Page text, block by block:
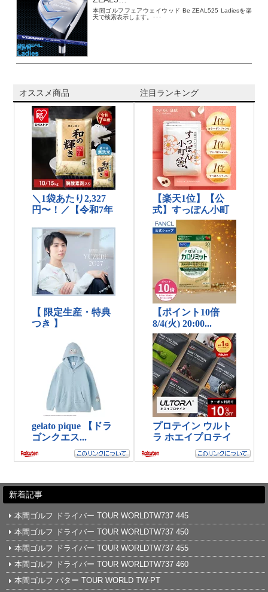
本間ゴルフフェアウェイウッド Be ZEAL525 Ladiesを楽
天で検索表示します。･･･
オススメ商品 注目ランキング
新着記事
本間ゴルフ ドライバー TOUR WORLDTW737 445
本間ゴルフ ドライバー TOUR WORLDTW737 450
本間ゴルフ ドライバー TOUR WORLDTW737 455
本間ゴルフ ドライバー TOUR WORLDTW737 460
本間ゴルフ パター TOUR WORLD TW-PT